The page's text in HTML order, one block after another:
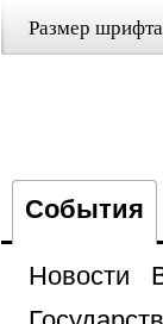
Размер
События
Новости